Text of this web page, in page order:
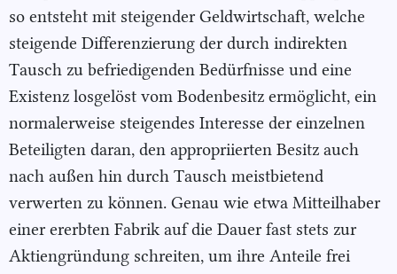
so entsteht mit steigender Geldwirtschaft, welche
steigende Differenzierung der durch indirekten
Tausch zu befriedigenden Bedürfnisse und eine
Existenz losgelöst vom Bodenbesitz ermöglicht, ein
normalerweise steigendes Interesse der einzelnen
Beteiligten daran, den appropriierten Besitz auch
nach außen hin durch Tausch meistbietend
verwerten zu können. Genau wie etwa Mitteilhaber
einer ererbten Fabrik auf die Dauer fast stets zur
Aktiengründung schreiten, um ihre Anteile frei